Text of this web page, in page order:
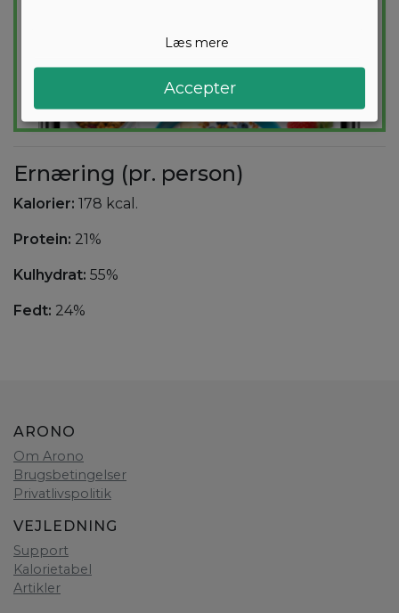
Ernæring (pr. person)
Kalorier: 178 kcal.
Protein: 21%
Kulhydrat: 55%
Fedt: 24%
ARONO
Om Arono
Brugsbetingelser
Privatlivspolitik
VEJLEDNING
Support
Kalorietabel
Artikler
Læs mere
Accepter